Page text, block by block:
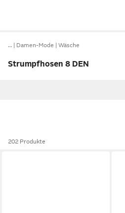
… Damen-Mode Wäsche
Strumpfhosen 8 DEN
202 Produkte